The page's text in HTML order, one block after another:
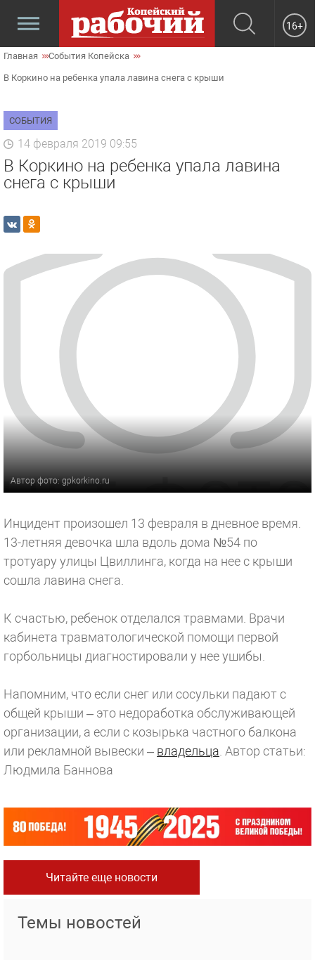
16+
Главная События Копейска
В Коркино на ребенка упала лавина снега с крыши
СОБЫТИЯ
14 февраля 2019 09:55
В Коркино на ребенка упала лавина
снега с крыши
Автор фото: gpkorkino.ru
Инцидент произошел 13 февраля в дневное время.
13-летняя девочка шла вдоль дома №54 по
тротуару улицы Цвиллинга, когда на нее с крыши
сошла лавина снега.
К счастью, ребенок отделался травмами. Врачи
кабинета травматологической помощи первой
горбольницы диагностировали у нее ушибы.
Напомним, что если снег или сосульки падают с
общей крыши – это недоработка обслуживающей
организации, а если с козырька частного балкона
или рекламной вывески – владельца Автор статьи:
Людмила Баннова
Читайте еще новости
Темы новостей